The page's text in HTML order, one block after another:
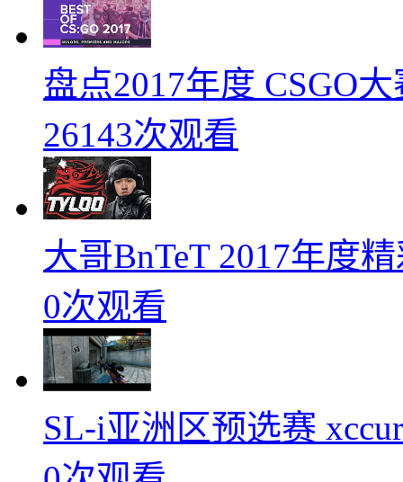
盘点2017年度 CSGO
26143次观看
大哥BnTeT 2017年度
0次观看
SL-i亚洲区预选赛